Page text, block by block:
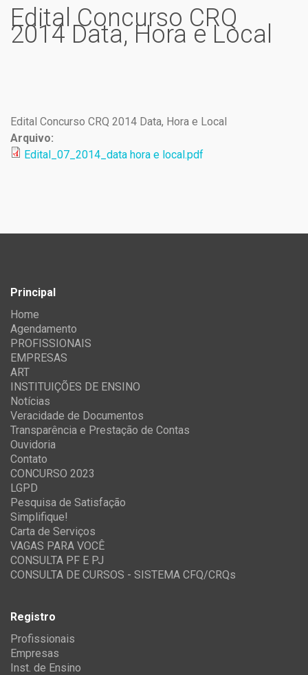
Edital Concurso CRQ
2014 Data, Hora e Local
Edital Concurso CRQ 2014 Data, Hora e Local
Arquivo:
Edital_07_2014_data hora e local.pdf
Principal
Home
Agendamento
PROFISSIONAIS
EMPRESAS
ART
INSTITUIÇÕES DE ENSINO
Notícias
Veracidade de Documentos
Transparência e Prestação de Contas
Ouvidoria
Contato
CONCURSO 2023
LGPD
Pesquisa de Satisfação
Simplifique!
Carta de Serviços
VAGAS PARA VOCÊ
CONSULTA PF E PJ
CONSULTA DE CURSOS - SISTEMA CFQ/CRQs
Registro
Profissionais
Empresas
Inst. de Ensino